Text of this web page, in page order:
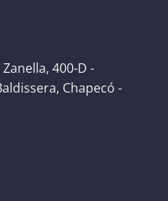
400-D -
Chapecó -